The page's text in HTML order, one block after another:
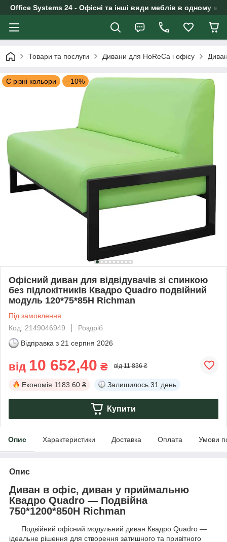
Office Systems 24 - Офісні та інші види меблів в одному
Товари та послуги Дивани для HoReCa і офісу
Є різні кольори –10%
Офісний диван для відвідувачів зі спинкою
без підлокітників Квадро Quadro подвійний
модуль 120*75*85H Richman
Під замовлення
Код: 2149046949
Роздріб
Відправка з 21 серпня 2026
від 10 652,40 ₴ від 11 836 ₴
Економія 1183.60 ₴ Залишилось 31 день
Купити
Опис Характеристики Доставка Оплата Умови
Опис
Диван в офіс, диван у приймальню
Квадро Quadro — Подвійна
750*1200*850H Richman
Подвійний офісний модульний диван Квадро Quadro —
ідеальне рішення для створення затишного та привітного